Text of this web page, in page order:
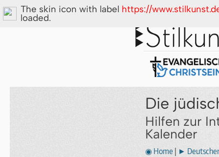
Die
Hilfen zur
Kalender
◉ Home ►
The skin icon with label https://
loaded.